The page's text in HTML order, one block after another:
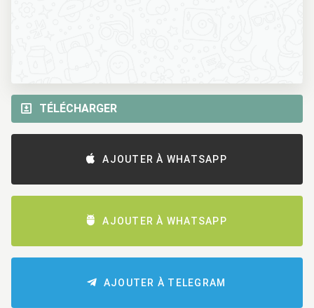
TÉLÉCHARGER
AJOUTER À WHATSAPP
AJOUTER À WHATSAPP
AJOUTER À TELEGRAM